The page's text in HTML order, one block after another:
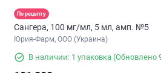
По рецепту
Сангера, 100 мг/мл, 5 мл, амп. №5
Юрия-Фарм, ООО (Украина)
В наличии: 1 упаковка (Обновлено